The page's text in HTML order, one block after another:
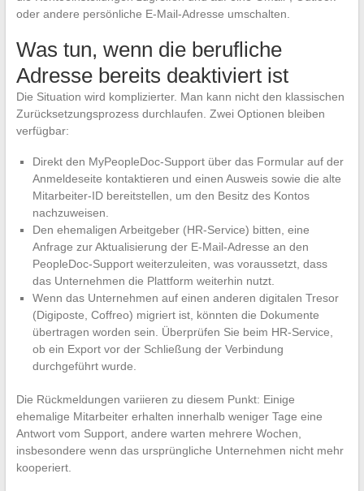
oder andere persönliche E-Mail-Adresse umschalten.
Was tun, wenn die berufliche
Adresse bereits deaktiviert ist
Die Situation wird komplizierter. Man kann nicht den klassischen
Zurücksetzungsprozess durchlaufen. Zwei Optionen bleiben
verfügbar:
Direkt den MyPeopleDoc-Support über das Formular auf der
Anmeldeseite kontaktieren und einen Ausweis sowie die alte
Mitarbeiter-ID bereitstellen, um den Besitz des Kontos
nachzuweisen.
Den ehemaligen Arbeitgeber (HR-Service) bitten, eine
Anfrage zur Aktualisierung der E-Mail-Adresse an den
PeopleDoc-Support weiterzuleiten, was voraussetzt, dass
das Unternehmen die Plattform weiterhin nutzt.
Wenn das Unternehmen auf einen anderen digitalen Tresor
(Digiposte, Coffreo) migriert ist, könnten die Dokumente
übertragen worden sein. Überprüfen Sie beim HR-Service,
ob ein Export vor der Schließung der Verbindung
durchgeführt wurde.
Die Rückmeldungen variieren zu diesem Punkt: Einige
ehemalige Mitarbeiter erhalten innerhalb weniger Tage eine
Antwort vom Support, andere warten mehrere Wochen,
insbesondere wenn das ursprüngliche Unternehmen nicht mehr
kooperiert.